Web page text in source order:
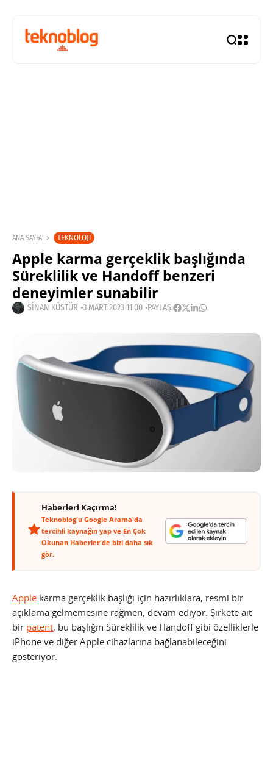
ANA SAYFA TEKNOLOJI
Apple karma gerçeklik başlığında
Süreklilik ve Handoff benzeri
deneyimler sunabilir
SINAN KÜSTÜR 3 MART 2023 11:00 PAYLAŞ:
Haberleri Kaçırma!
Teknoblog'u Google Arama'da
tercihli kaynağın yap ve En Çok
Okunan Haberler'de bizi daha sık
gör.
Apple karma gerçeklik başlığı için hazırlıklara, resmi bir
açıklama gelmemesine rağmen, devam ediyor. Şirkete ait
bir patent, bu başlığın Süreklilik ve Handoff gibi özelliklerle
iPhone ve diğer Apple cihazlarına bağlanabileceğini
gösteriyor.